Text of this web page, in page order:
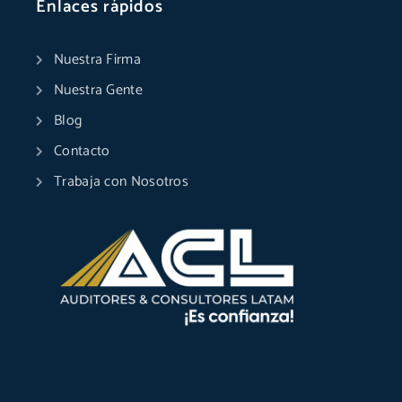
Enlaces rápidos
Nuestra Firma
Nuestra Gente
Blog
Contacto
Trabaja con Nosotros